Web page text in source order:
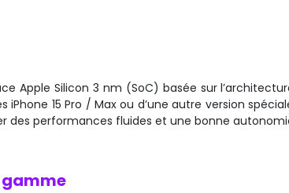
Apple Silicon 3 nm (SoC) basée sur
iPhone 15 Pro / Max ou d’une autre version
des performances fluides et une bonne
gamme